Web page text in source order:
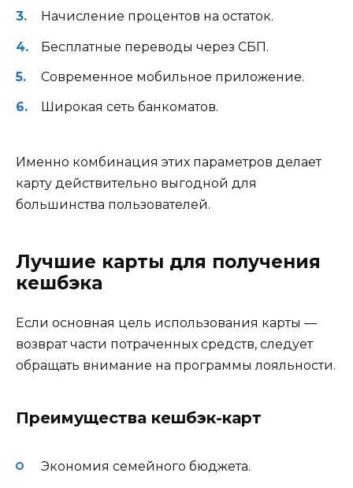
Начисление процентов на остаток.
Бесплатные переводы через СБП.
Современное мобильное приложение.
Широкая сеть банкоматов.
Именно комбинация этих параметров делает
карту действительно выгодной для
большинства пользователей.
Лучшие карты для получения
кешбэка
Если основная цель использования карты —
возврат части потраченных средств, следует
обращать внимание на программы лояльности.
Преимущества кешбэк-карт
Экономия семейного бюджета.